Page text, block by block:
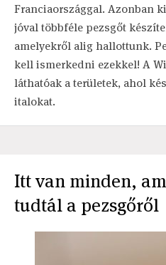
Franciaországgal. Azonban
jóval többféle pezsgőt
amelyekről alig hallottunk.
kell ismerkedni ezekkel! A
láthatóak a területek, ahol
italokat.
Itt van minden,
tudtál a pezsgőről